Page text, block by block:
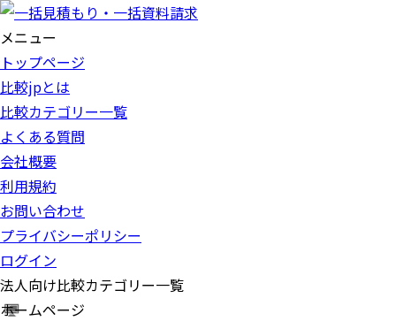
メニュー
トップページ
比較jpとは
比較カテゴリー一覧
よくある質問
会社概要
利用規約
お問い合わせ
プライバシーポリシー
ログイン
法人向け比較カテゴリー一覧
ホームページ